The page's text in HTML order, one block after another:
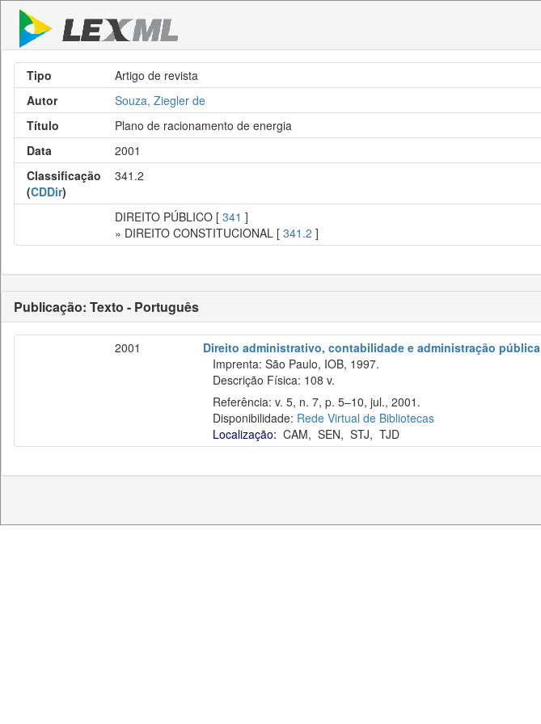
Tipo
Artigo de revista
Autor
Souza, Ziegler de
Título
Plano de racionamento de energia
Data
2001
Classificação
(CDDir)
341.2
DIREITO PÚBLICO [ 341 ]
» DIREITO CONSTITUCIONAL [ 341.2 ]
Publicação: Texto - Português
2001
Direito administrativo, contabilidade e administração pública
Imprenta: São Paulo, IOB, 1997.
Descrição Física: 108 v.
Referência: v. 5, n. 7, p. 5–10, jul., 2001.
Disponibilidade: Rede Virtual de Bibliotecas
Localização: CAM, SEN, STJ, TJD